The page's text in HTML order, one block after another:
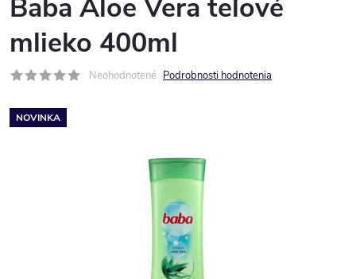
Baba Aloe Vera telové
mlieko 400ml
Neohodnotené Podrobnosti hodnotenia
NOVINKA